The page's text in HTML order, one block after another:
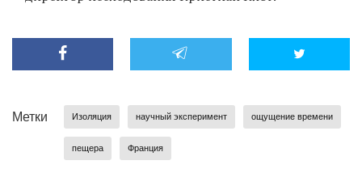
Метки Изоляция научный эксперимент ощущение времени
пещера Франция